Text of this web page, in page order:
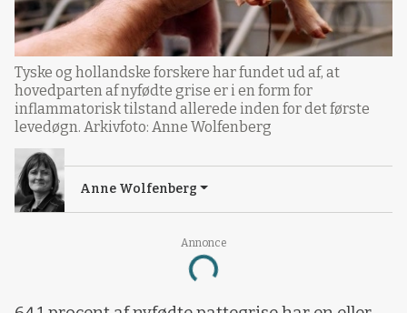
Annonce
Loading...
Tyske og hollandske forskere har fundet ud af, at
hovedparten af nyfødte grise er i en form for
inflammatorisk tilstand allerede inden for det første
levedøgn. Arkivfoto: Anne Wolfenberg
Anne Wolfenberg